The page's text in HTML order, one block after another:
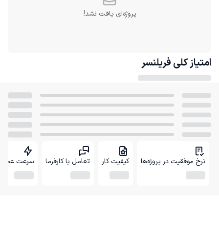
پروژه‌ای یافت نشد!
امتیاز کلی فریلنسر
نرخ موفقیت در پروژه‌ها کیفیت کار تعامل با کارفرما سرعت عمل